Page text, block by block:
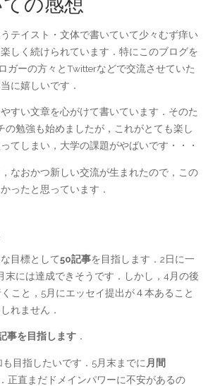
テイスト・文体で書いていて少々むず痒い
しく続けられています．特にこのブログを
ガーの方々とTwitterなどで交流させていた
に嬉しいです．
すい文章を心がけて書いています．そのた
の勉強も始めましたが，これがとても楽し
てしまい，大学の課題がやばいです・・・
なおかつ新しい交流が生まれたので，この
ったと思っています．
目標として50記事を目指します．2日に一
末には達成できそうです．しかし，4月の後
こと，5月にエッセイ提出が４本あること
れません．
事を目指します．
目指したいです．5月末までに 月間
正直まだドメインパワーに不安があるの